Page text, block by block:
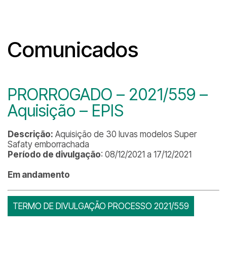
Comunicados
PRORROGADO – 2021/559 –
Aquisição – EPIS
Descrição: Aquisição de 30 luvas modelos Super
Safaty emborrachada
Período de divulgação: 08/12/2021 a 17/12/2021
Em andamento
TERMO DE DIVULGAÇÃO PROCESSO 2021/559